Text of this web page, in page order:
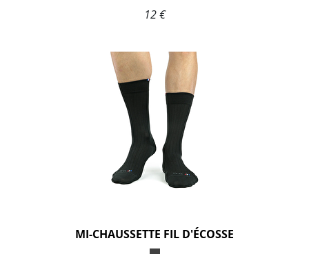
12 €
MI-CHAUSSETTE FIL D'ÉCOSSE